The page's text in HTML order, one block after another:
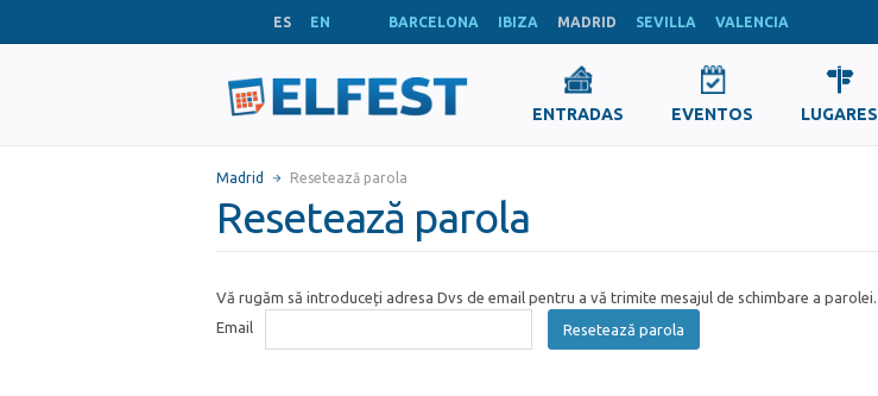
ES EN BARCELONA IBIZA MADRID SEVILLA VALENCIA
ENTRADAS EVENTOS LUGARES
Madrid Resetează parola
Resetează parola
Vă rugăm să introduceți adresa Dvs de email pentru a vă trimite mesajul de schimbare a parolei.
Email
Resetează parola